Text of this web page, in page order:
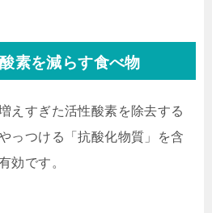
素を減らす食べ物
えすぎた活性酸素を除去する
っつける「抗酸化物質」を含
効です。